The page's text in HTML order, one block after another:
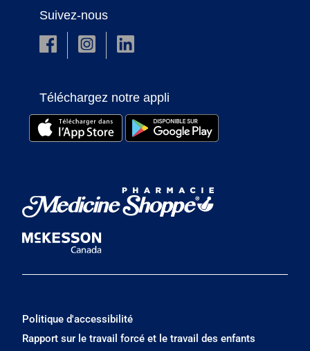
Suivez-nous
Téléchargez notre appli
Politique d'accessibilité
Rapport sur le travail forcé et le travail des enfants